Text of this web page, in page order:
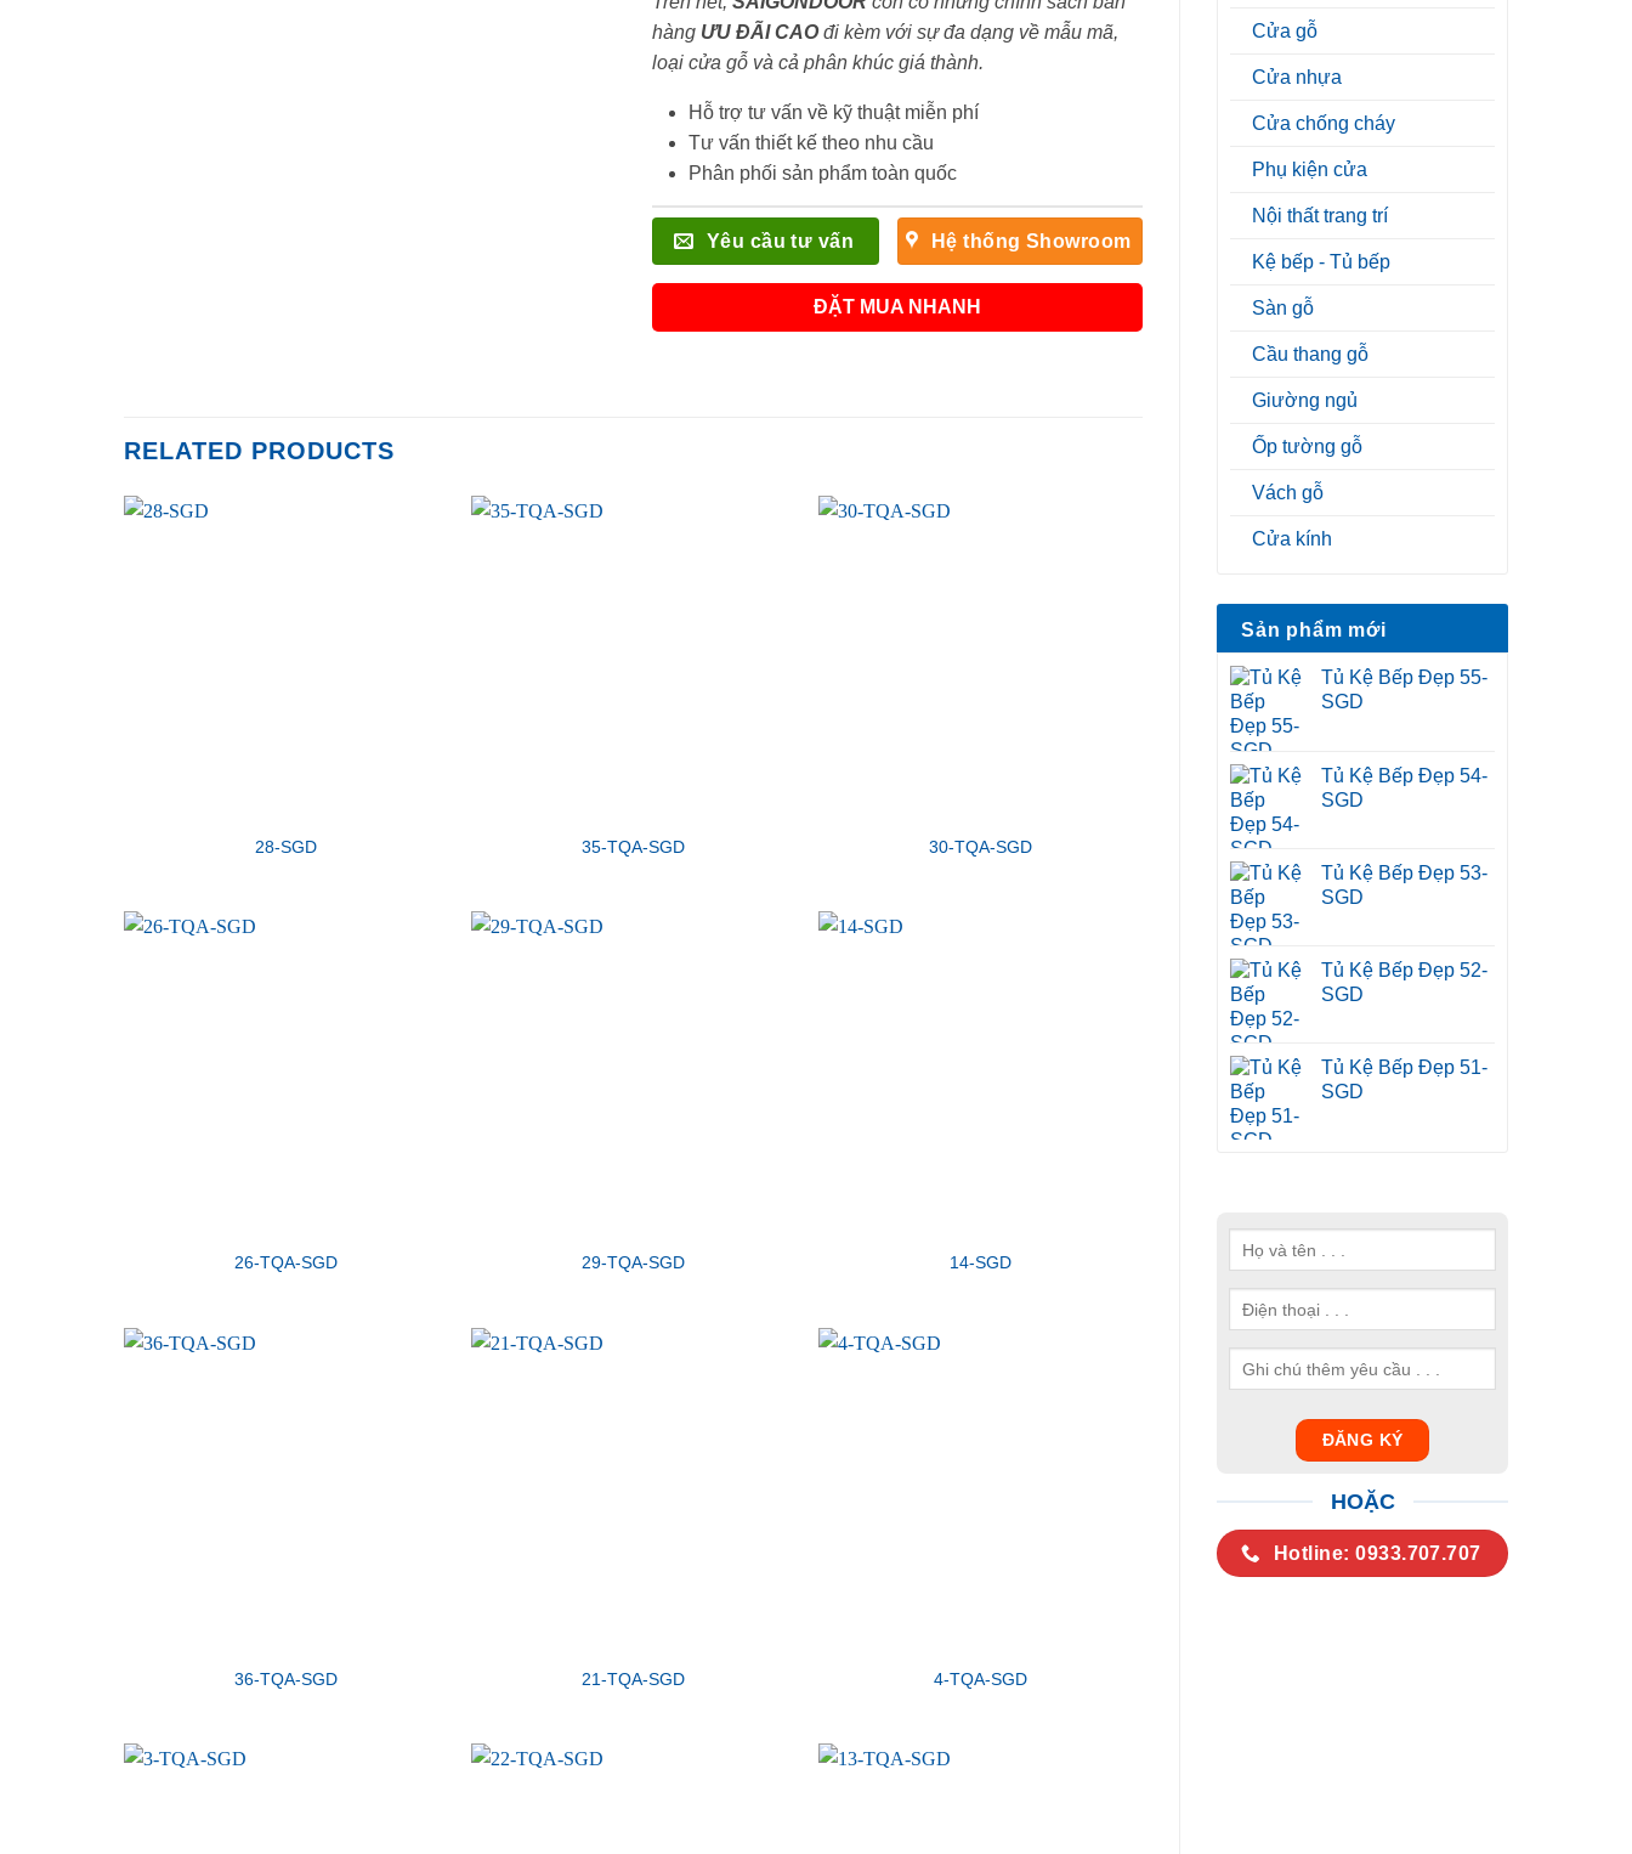
Cửa gỗ
Cửa nhựa
Cửa chống cháy
Phụ kiện cửa
Nội thất trang trí
Kệ bếp - Tủ bếp
Sàn gỗ
Cầu thang gỗ
Giường ngủ
Ốp tường gỗ
Vách gỗ
Cửa kính
Sản phẩm mới
Tủ Kệ Bếp Đẹp 55-
SGD
Tủ Kệ Bếp Đẹp 54-
SGD
Tủ Kệ Bếp Đẹp 53-
SGD
Tủ Kệ Bếp Đẹp 52-
SGD
Tủ Kệ Bếp Đẹp 51-
SGD
HOẶC
Hotline: 0933.707.707
hàng ƯU ĐÃI CAOđi kèm với sự đa dạng về mẫu mã,
loại cửa gỗ và cả phân khúc giá thành.
Hỗ trợ tư vấn về kỹ thuật miễn phí
Tư vấn thiết kế theo nhu cầu
Phân phối sản phẩm toàn quốc
Yêu cầu tư vấn Hệ thống Showroom
ĐẶT MUA NHANH
RELATED PRODUCTS
28-SGD 35-TQA-SGD 30-TQA-SGD
26-TQA-SGD 29-TQA-SGD 14-SGD
36-TQA-SGD 21-TQA-SGD 4-TQA-SGD